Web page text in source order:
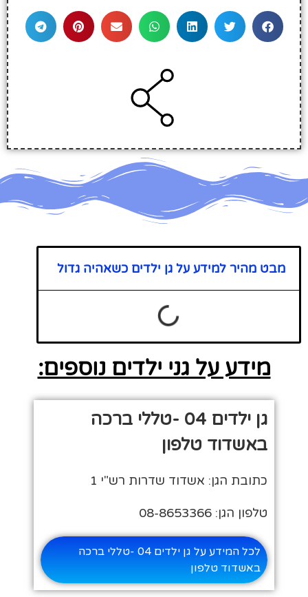
מבט מהיר למידע על גן ילדים כשאהיה גדול
מידע על גני ילדים נוספים:
גן ילדים 04 -טללי ברכה
באשדוד טלפון
כתובת הגן: אשדוד שדרות רש"י 1
טלפון הגן: 08-8653366
לכל המידע על גן ילדים 04 -טללי ברכה
באשדוד טלפון